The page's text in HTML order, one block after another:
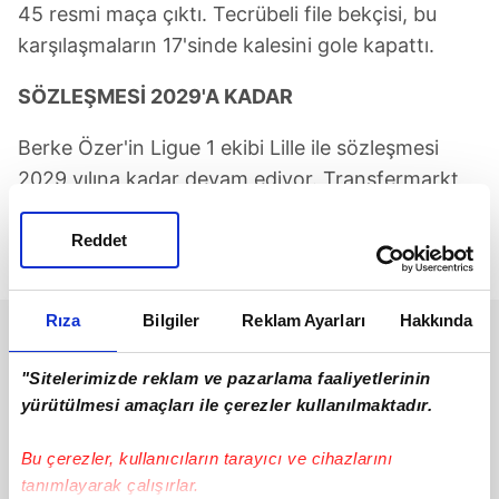
Rıza Bilgiler Reklam Ayarları Hakkında
"Sitelerimizde reklam ve pazarlama faaliyetlerinin
yürütülmesi amaçları ile çerezler kullanılmaktadır.
Bu çerezler, kullanıcıların tarayıcı ve cihazlarını
tanımlayarak çalışırlar.
Reddet
45 resmi maça çıktı. Tecrübeli file bekçisi, bu
karşılaşmaların 17'sinde kalesini gole kapattı.
SÖZLEŞMESİ 2029'A KADAR
Berke Özer'in Ligue 1 ekibi Lille ile sözleşmesi
2029 yılına kadar devam ediyor. Transfermarkt
verilerine göre 25 yaşındaki kalecinin güncel
piyasa değeri 10 milyon euro seviyesinde
gösteriliyor.